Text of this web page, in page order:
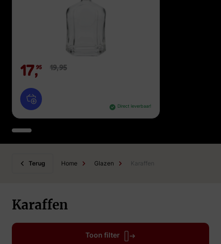
17,95 19,95
Direct leverbaar!
Terug Home Glazen Karaffen
Karaffen
Toon filter